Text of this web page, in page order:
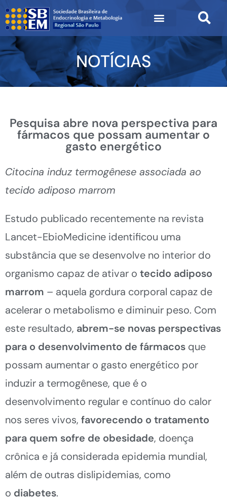
NOTÍCIAS
Pesquisa abre nova perspectiva para
fármacos que possam aumentar o
gasto energético
Citocina induz termogênese associada ao
tecido adiposo marrom
Estudo publicado recentemente na revista
Lancet-EbioMedicine identificou uma
substância que se desenvolve no interior do
organismo capaz de ativar o tecido adiposo
marrom – aquela gordura corporal capaz de
acelerar o metabolismo e diminuir peso. Com
este resultado, abrem-se novas perspectivas
para o desenvolvimento de fármacos que
possam aumentar o gasto energético por
induzir a termogênese, que é o
desenvolvimento regular e contínuo do calor
nos seres vivos, favorecendo o tratamento
para quem sofre de obesidade, doença
crônica e já considerada epidemia mundial,
além de outras dislipidemias, como
o diabetes.